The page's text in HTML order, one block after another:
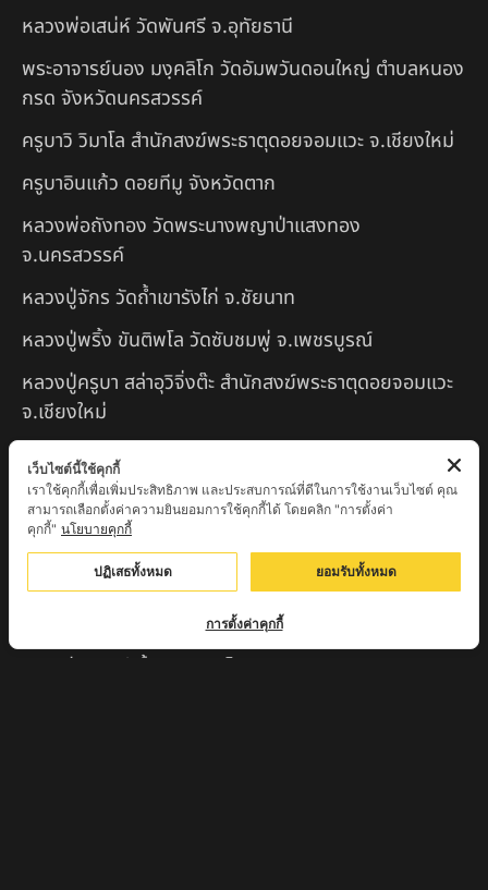
หลวงพ่อเสน่ห์ วัดพันศรี จ.อุทัยธานี
พระอาจารย์นอง มงฺคลิโก วัดอัมพวันดอนใหญ่ ตำบลหนอง
กรด จังหวัดนครสวรรค์
ครูบาวิ วิมาโล สำนักสงฆ์พระธาตุดอยจอมแวะ จ.เชียงใหม่
ครูบาอินแก้ว ดอยทีมู จังหวัดตาก
หลวงพ่อถังทอง วัดพระนางพญาป่าแสงทอง
จ.นครสวรรค์
หลวงปู่จักร วัดถ้ำเขารังไก่ จ.ชัยนาท
หลวงปู่พริ้ง ขันติพโล วัดซับชมพู่ จ.เพชรบูรณ์
หลวงปู่ครูบา สล่าอุวิจิ่งต๊ะ สำนักสงฆ์พระธาตุดอยจอมแวะ
จ.เชียงใหม่
หลวงพ่อแป๋ว วัดดาวเรือง จ.สิงห์บุรี
หลวงพ่อจ้อย ปากแดง
หลวงพ่อชู เตชธมฺโม วัดทัพชุมพล จ.นครสวรรค์
หลวงปู่ครูบาตุ๊ทวดมั่น สิริปัญญา
หลวงปู่มี อภิชาโต วัดโพธิ์เจดีย์ลอย จ.เพชรบูรณ์
หลวงปู่ครูบาคำฝั้น อินทวันโณ
เว็บไซต์นี้ใช้คุกกี้
เราใช้คุกกี้เพื่อเพิ่มประสิทธิภาพ และประสบการณ์ที่ดีในการใช้งานเว็บไซต์ คุณ
สามารถเลือกตั้งค่าความยินยอมการใช้คุกกี้ได้ โดยคลิก "การตั้งค่า
คุกกี้" นโยบายคุกกี้
ปฏิเสธทั้งหมด ยอมรับทั้งหมด
การตั้งค่าคุกกี้